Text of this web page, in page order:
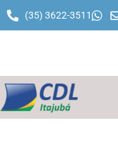
para
(35) 3622-3511